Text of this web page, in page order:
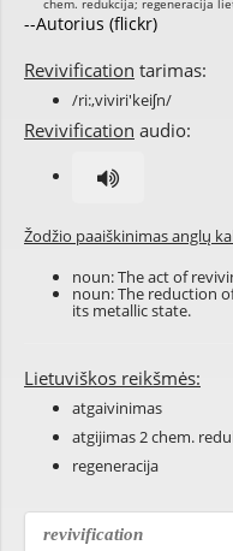
--Autorius (flickr)
Revivification tarimas:
/ri:,viviri'keiʃn/
Revivification audio:
Žodžio paaiškinimas anglų
noun: The act of
noun: The reduction
its metallicstate.
Lietuviškos reikšmės:
atgaivinimas
atgijimas 2 chem.
regeneracija
revivification